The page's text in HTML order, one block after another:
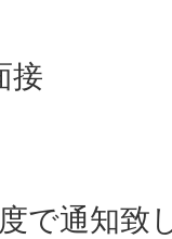
接
で通知致